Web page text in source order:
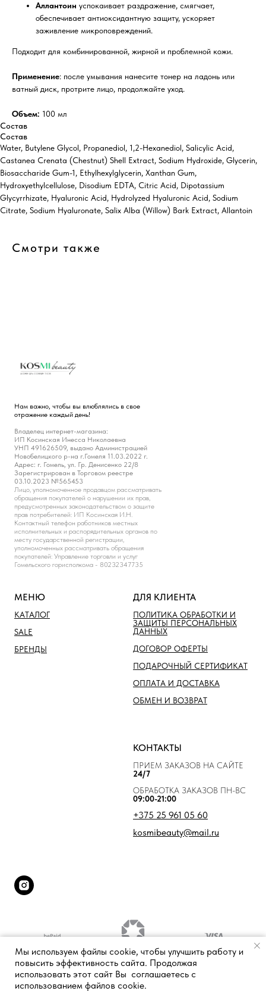
Аллантоин успокаивает раздражение, смягчает,
обеспечивает антиоксидантную защиту, ускоряет
заживление микроповреждений.
Подходит для комбинированной, жирной и проблемной кожи.
Применение: после умывания нанесите тонер на ладонь или
ватный диск, протрите лицо, продолжайте уход.
Объем: 100 мл
Состав
Состав
Water, Butylene Glycol, Propanediol, 1,2-Hexanediol, Salicylic Acid,
Castanea Crenata (Chestnut) Shell Extract, Sodium Hydroxide, Glycerin,
Biosaccharide Gum-1, Ethylhexylglycerin, Xanthan Gum,
Hydroxyethylcellulose, Disodium EDTA, Citric Acid, Dipotassium
Glycyrrhizate, Hyaluronic Acid, Hydrolyzed Hyaluronic Acid, Sodium
Citrate, Sodium Hyaluronate, Salix Alba (Willow) Bark Extract, Allantoin
Смотри также
Нам важно, чтобы вы влюблялись в свое
отражение каждый день!
Владелец интернет-магазина:
ИП Косинская Инесса Николаевна
УНП 491626509, выдано Администрацией
Новобелицкого р-на г.Гомеля 11.03.2022 г.
Адрес: г. Гомель, ул. Гр. Денисенко 22/8
Зарегистрирован в Торговом реестре
03.10.2023 №565453
Лицо, уполномоченное продавцом рассматривать
обращения покупателей о нарушении их прав,
предусмотренных законодательством о защите
прав потребителей: ИП Косинская И.Н.
Контактный телефон работников местных
исполнительных и распорядительных органов по
месту государственной регистрации,
уполномоченных рассматривать обращения
покупателей: Управление торговли и услуг
Гомельского горисполкома - 80232347735
МЕНЮ
КАТАЛОГ
SALE
БРЕНДЫ
ДЛЯ КЛИЕНТА
ПОЛИТИКА ОБРАБОТКИ И
ЗАЩИТЫ ПЕРСОНАЛЬНЫХ
ДАННЫХ
ДОГОВОР ОФЕРТЫ
ПОДАРОЧНЫЙ СЕРТИФИКАТ
ОПЛАТА И ДОСТАВКА
ОБМЕН И ВОЗВРАТ
КОНТАКТЫ
ПРИЕМ ЗАКАЗОВ НА САЙТЕ
24/7
ОБРАБОТКА ЗАКАЗОВ ПН-ВС
09:00-21:00
+375 25 961 05 60
kosmibeauty@mail.ru
Мы используем файлы cookie, чтобы улучшить работу и
повысить эффективность сайта. Продолжая
использовать этот сайт Вы соглашаетесь с
использованием файлов cookie.